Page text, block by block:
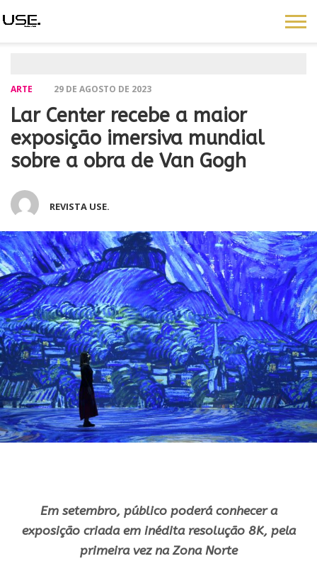
ARTE 29 DE AGOSTO DE 2023
Lar Center recebe a maior
exposição imersiva mundial
sobre a obra de Van Gogh
REVISTA USE.
Em setembro, público poderá conhecer a
exposição criada em inédita resolução 8K, pela
primeira vez na Zona Norte